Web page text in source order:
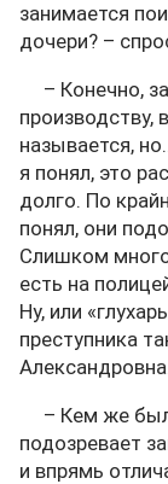
занимается
дочери? –
– Конечно,
производству,
называется,
я понял, это
долго. По
понял, они
Слишком
есть на
Ну, или
преступника
– Кем же
подозревает
и впрямь